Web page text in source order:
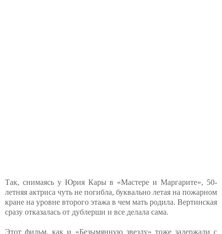
Так, снимаясь у Юрия Кары в «Мастере и Маргарите», 50-
летняя актриса чуть не погибла, буквально летая на пожарном
кране на уровне второго этажа в чем мать родила. Вертинская
сразу отказалась от дублерши и все делала сама.
Этот фильм, как и «Безымянную звезду» тоже задержали с